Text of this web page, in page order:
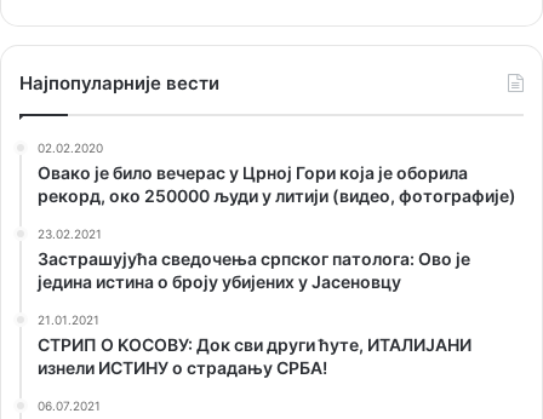
Наjпопуларније вести
02.02.2020
Овако је било вечерас у Црној Гори која је оборила
рекорд, око 250000 људи у литији (видео, фотографије)
23.02.2021
Застрашујућа сведочења српског патолога: Ово је
једина истина о броју убијених у Јасеновцу
21.01.2021
СТРИП О KОСОВУ: Док сви други ћуте, ИТАЛИЈАНИ
изнели ИСТИНУ о страдању СРБА!
06.07.2021